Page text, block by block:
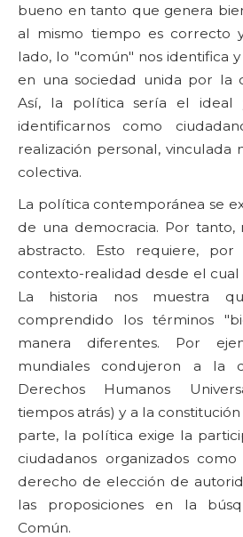
bueno en tanto que genera
al mismo tiempo es correcto
lado, lo "común" nos identifica
en una sociedad unida por la
Así, la política sería el ideal
identificarnos como
realización personal, vinculada
colectiva.
La política contemporánea se
de una democracia. Por tanto,
abstracto. Esto requiere,
contexto-realidad desde el cual
La historia nos muestra
comprendido los términos
manera diferentes. Por
mundiales condujeron a la
Derechos Humanos
tiempos atrás) y a la
parte, la política exige la
ciudadanos organizados
derecho de elección de
las proposiciones en la
Común.